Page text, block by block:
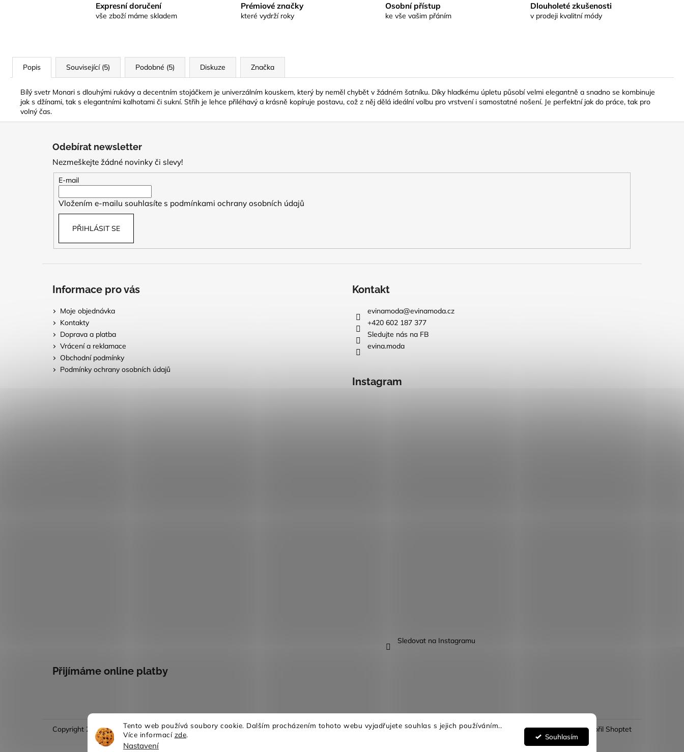
Tento web používá soubory cookie. Dalším procházením tohoto webu vyjadřujete souhlas s jejich používáním..
Více informací zde.
Nastavení
Souhlasím
Expresní doručení
vše zboží máme skladem
Prémiové značky
které vydrží roky
Osobní přístup
ke vše vašim přáním
Dlouholeté zkušenosti
v prodeji kvalitní módy
Popis Související (5) Podobné (5) Diskuze Značka
Bílý svetr Monari s dlouhými rukávy a decentním stojáčkem je univerzálním kouskem, který by neměl chybět v žádném šatníku. Díky hladkému úpletu působí velmi elegantně a snadno se kombinuje
jak s džínami, tak s elegantními kalhotami či sukní. Střih je lehce přiléhavý a krásně kopíruje postavu, což z něj dělá ideální volbu pro vrstvení i samostatné nošení. Je perfektní jak do práce, tak pro
volný čas.
Odebírat newsletter
Nezmeškejte žádné novinky či slevy!
E-mail
Vložením e-mailu souhlasíte s podmínkami ochrany osobních údajů
PŘIHLÁSIT SE
Informace pro vás
Moje objednávka
Kontakty
Doprava a platba
Vrácení a reklamace
Obchodní podmínky
Podmínky ochrany osobních údajů
Kontakt
evinamoda@evinamoda.cz
+420 602 187 377
Sledujte nás na FB
evina.moda
Instagram
Sledovat na Instagramu
Přijímáme online platby
Vytvořil Shoptet
Copyright 2026Evina móda . Všechna práva vyhrazena.Upravit nastavení cookies